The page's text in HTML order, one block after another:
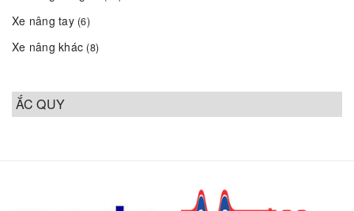
Xe nâng tay (6)
Xe nâng khác (8)
ẮC QUY